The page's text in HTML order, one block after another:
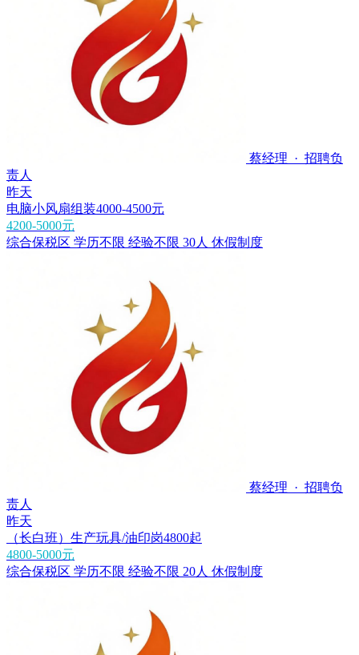
蔡经理 · 招聘负
责人
昨天
电脑小风扇组装4000-4500元
4200-5000元
综合保税区 学历不限 经验不限 30人 休假制度
蔡经理 · 招聘负
责人
昨天
（长白班）生产玩具/油印岗4800起
4800-5000元
综合保税区 学历不限 经验不限 20人 休假制度